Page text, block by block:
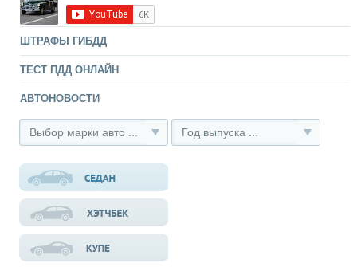
ШТРАФЫ ГИБДД
ТЕСТ ПДД ОНЛАЙН
АВТОНОВОСТИ
Выбор марки авто ... Год выпуска ...